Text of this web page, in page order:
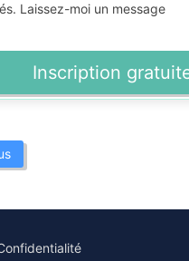
Laissez-moi un message
Inscription